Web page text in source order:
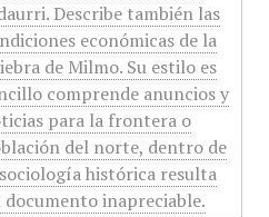
Describe también las
económicas de la
de Milmo. Su estilo es
comprende anuncios y
para la frontera o
del norte, dentro de
histórica resulta
documento inapreciable.